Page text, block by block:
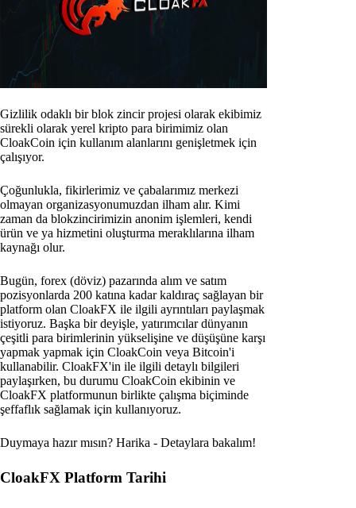
Gizlilik odaklı bir blok zincir projesi olarak ekibimiz
sürekli olarak yerel kripto para birimimiz olan
CloakCoin için kullanım alanlarını genişletmek için
çalışıyor.
Çoğunlukla, fikirlerimiz ve çabalarımız merkezi
olmayan organizasyonumuzdan ilham alır. Kimi
zaman da blokzincirimizin anonim işlemleri, kendi
ürün ve ya hizmetini oluşturma meraklılarına ilham
kaynağı olur.
Bugün, forex (döviz) pazarında alım ve satım
pozisyonlarda 200 katına kadar kaldıraç sağlayan bir
platform olan CloakFX ile ilgili ayrıntıları paylaşmak
istiyoruz. Başka bir deyişle, yatırımcılar dünyanın
çeşitli para birimlerinin yükselişine ve düşüşüne karşı
yapmak yapmak için CloakCoin veya Bitcoin'i
kullanabilir. CloakFX'in ile ilgili detaylı bilgileri
paylaşırken, bu durumu CloakCoin ekibinin ve
CloakFX platformunun birlikte çalışma biçiminde
şeffaflık sağlamak için kullanıyoruz.
Duymaya hazır mısın? Harika - Detaylara bakalım!
CloakFX Platform Tarihi